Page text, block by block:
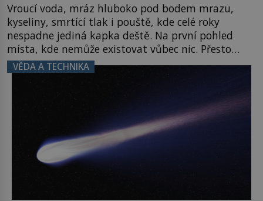
Vroucí voda, mráz hluboko pod bodem mrazu,
kyseliny, smrtící tlak i pouště, kde celé roky
nespadne jediná kapka deště. Na první pohled
místa, kde nemůže existovat vůbec nic. Přesto
právě tady vědci objevují organismy, které
posouvají hranice života. Každý nový nález mění
naše představy o tom, co všechno dokáže příroda a
napovídá, kde bychom jednou […]
VĚDA A TECHNIKA